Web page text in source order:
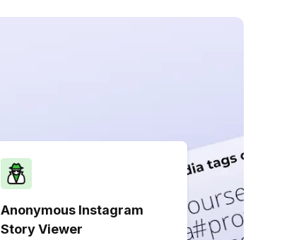
Anonymous Instagram
Story Viewer